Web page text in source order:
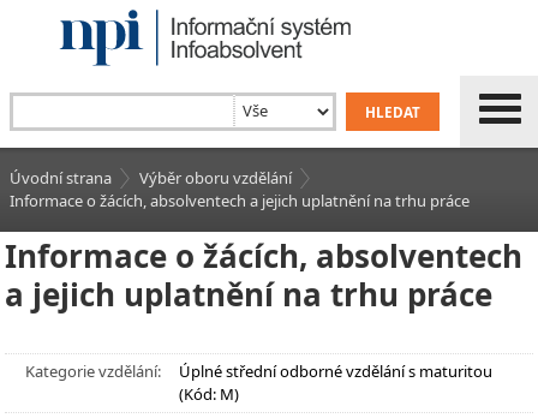
Úvodní strana
Výběr oboru vzdělání
Informace o žácích, absolventech a jejich uplatnění na trhu práce
Informace o žácích, absolventech
a jejich uplatnění na trhu práce
Kategorie vzdělání:
Úplné střední odborné vzdělání s maturitou
(Kód: M)